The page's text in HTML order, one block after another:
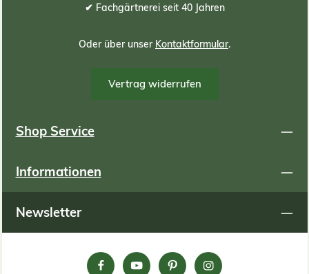
✔ Fachgärtnerei seit 40 Jahren
Oder über unser Kontaktformular.
Vertrag widerrufen
Shop Service
Informationen
Newsletter